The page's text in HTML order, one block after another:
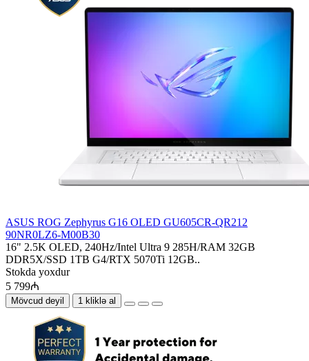
ASUS ROG Zephyrus G16 OLED GU605CR-QR212
90NR0LZ6-M00B30
16" 2.5K OLED, 240Hz/Intel Ultra 9 285H/RAM 32GB
DDR5X/SSD 1TB G4/RTX 5070Ti 12GB..
Stokda yoxdur
5 799₼
Mövcud deyil 1 kliklə al